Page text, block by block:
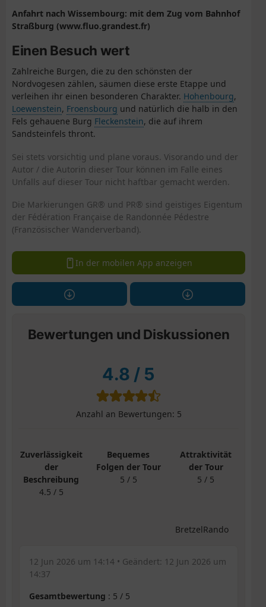
Anfahrt nach Wissembourg: mit dem Zug vom Bahnhof
Straßburg (www.fluo.grandest.fr)
Einen Besuch wert
Zahlreiche Burgen, die zu den schönsten der
Nordvogesen zählen, säumen diese erste Etappe und
verleihen ihr einen besonderen Charakter. Hohenbourg,
Loewenstein, Froensbourg und natürlich die halb in den
Fels gehauene Burg Fleckenstein, die auf ihrem
Sandsteinfels thront.
Sei stets vorsichtig und plane voraus. Visorando und der
Autor / die Autorin dieser Tour können im Falle eines
Unfalls auf dieser Tour nicht haftbar gemacht werden.
Die Markierungen GR® und PR® sind geistiges Eigentum
der Fédération Française de Randonnée Pédestre
(Französischer Wanderverband).
In der mobilen App anzeigen
Bewertungen und Diskussionen
4.8 / 5
Anzahl an Bewertungen: 5
Zuverlässigkeit
der
Beschreibung
4.5 / 5
Bequemes
Folgen der Tour
5 / 5
Attraktivität
der Tour
5 / 5
BretzelRando
12 Jun 2026 um 14:14 • Geändert: 12 Jun 2026 um
14:37
Gesamtbewertung : 5 / 5